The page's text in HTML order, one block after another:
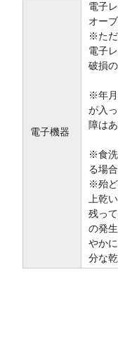
電子機器
電子
オー
※ただ
電子
破損
※年月
が入
障は
※食洗
る場
※殆ど
上乾
残っ
の発
やか
分な